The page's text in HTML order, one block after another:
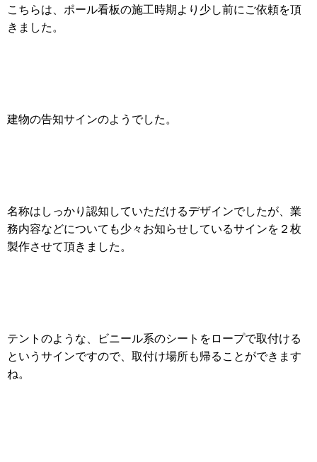
こちらは、ポール看板の施工時期より少し前にご依頼を頂
きました。
建物の告知サインのようでした。
名称はしっかり認知していただけるデザインでしたが、業
務内容などについても少々お知らせしているサインを２枚
製作させて頂きました。
テントのような、ビニール系のシートをロープで取付ける
というサインですので、取付け場所も帰ることができます
ね。